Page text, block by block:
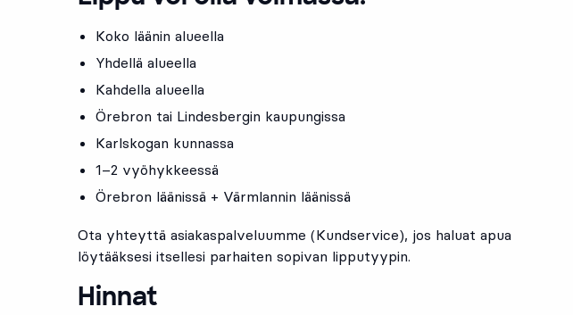
Koko läänin alueella
Yhdellä alueella
Kahdella alueella
Örebron tai Lindesbergin kaupungissa
Karlskogan kunnassa
1–2 vyöhykkeessä
Örebron läänissä + Värmlannin läänissä
Ota yhteyttä asiakaspalveluumme (Kundservice), jos haluat apua
löytääksesi itsellesi parhaiten sopivan lipputyypin.
Hinnat